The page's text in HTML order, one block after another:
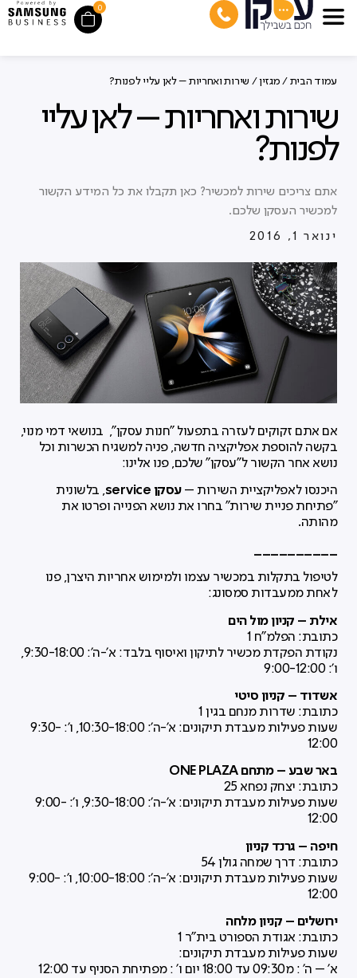
0
עמוד הבית / מגזין/ שירות ואחריות – לאן עליי לפנות?
שירות ואחריות – לאן עליי
לפנות?
אתם צריכים שירות למכשיר? כאן תקבלו את כל המידע הקשור
למכשיר העסקן שלכם.
ינואר 1, 2016
אם אתם זקוקים לעזרה בתפעול "חנות עסקן", בנושאי דמי מנוי,
בקשה להוספת אפליקציה חדשה, פניה למשגיח הכשרות וכל
נושא אחר הקשור ל"עסקן" שלכם, פנו אלינו:
היכנסו לאפליקציית השירות –עסקן service
, בלשונית
"פתיחת פניית שירות" בחרו את נושא הפנייה ופרטו את
מהותה.
לטיפול בתקלות במכשיר עצמו ולמימוש אחריות היצרן, פנו
לאחת ממעבדות סמסונג:
אילת – קניון מול הים
כתובת: הפלמ"ח 1
נקודת הפקדת מכשיר לתיקון ואיסוף בלבד: א'-ה': 9:30-18:00,
ו': 9:00-12:00
אשדוד – קניון סיטי
כתובת: שדרות מנחם בגין 1
שעות פעילות מעבדת תיקונים: א'-ה': 10:30-18:00, ו': 9:30-
12:00
באר שבע – מתחם ONE PLAZA
כתובת: יצחק נפחא 25
שעות פעילות מעבדת תיקונים: א'-ה': 9:30-18:00, ו': 9:00-
12:00
חיפה – גרנד קניון
כתובת: דרך שמחה גולן 54
שעות פעילות מעבדת תיקונים: א'-ה': 10:00-18:00, ו': 9:00-
12:00
ירושלים – קניון מלחה
כתובת: אגודת הספורט בית"ר 1
שעות פעילות מעבדת תיקונים:
א' – ה' : מ09:30 עד 18:00 יום ו' : מפתיחת הסניף עד 12:00